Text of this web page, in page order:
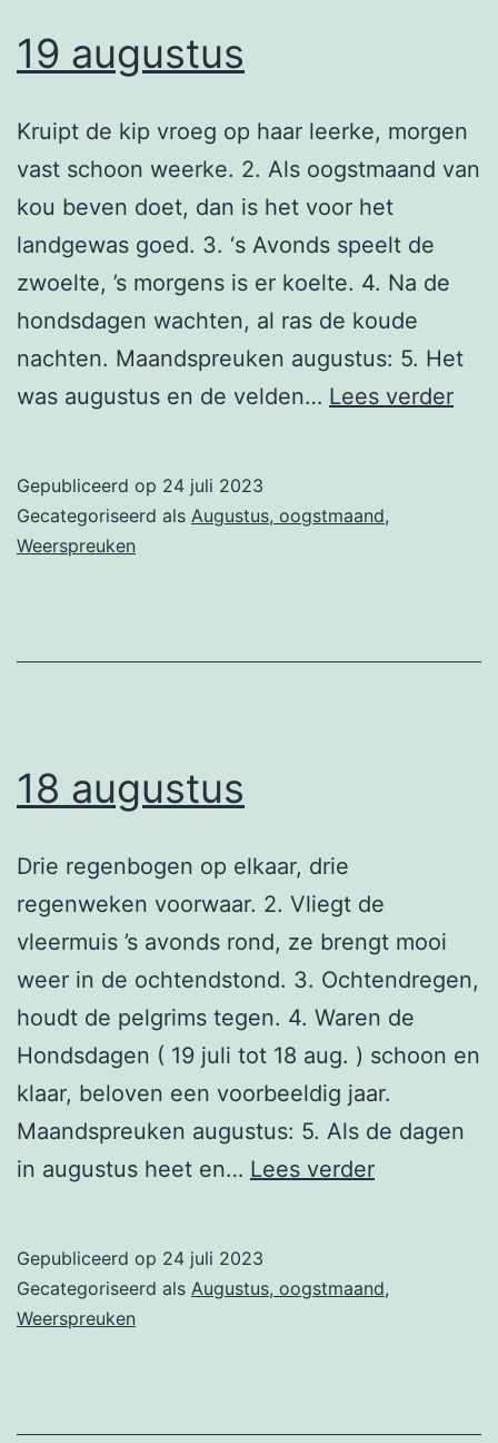
19 augustus
Kruipt de kip vroeg op haar leerke, morgen
vast schoon weerke. 2. Als oogstmaand van
kou beven doet, dan is het voor het
landgewas goed. 3. ‘s Avonds speelt de
zwoelte, ’s morgens is er koelte. 4. Na de
hondsdagen wachten, al ras de koude
nachten. Maandspreuken augustus: 5. Het
was augustus en de velden… Lees verder19
Gepubliceerd op 24 juli 2023
Gecategoriseerd als Augustus, oogstmaand,
Weerspreuken
18 augustus
Drie regenbogen op elkaar, drie
regenweken voorwaar. 2. Vliegt de
vleermuis ’s avonds rond, ze brengt mooi
weer in de ochtendstond. 3. Ochtendregen,
houdt de pelgrims tegen. 4. Waren de
Hondsdagen ( 19 juli tot 18 aug. ) schoon en
klaar, beloven een voorbeeldig jaar.
Maandspreuken augustus: 5. Als de dagen
in augustus heet en… Lees verder18
Gepubliceerd op 24 juli 2023
Gecategoriseerd als Augustus, oogstmaand,
Weerspreuken